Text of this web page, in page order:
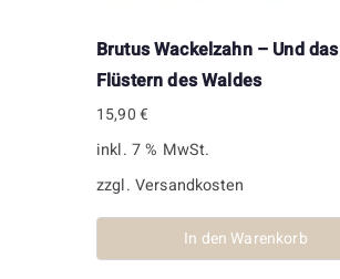
Brutus Wackelzahn – Und das
Flüstern des Waldes
15,90€
inkl. 7 % MwSt.
zzgl. Versandkosten
In den Warenkorb